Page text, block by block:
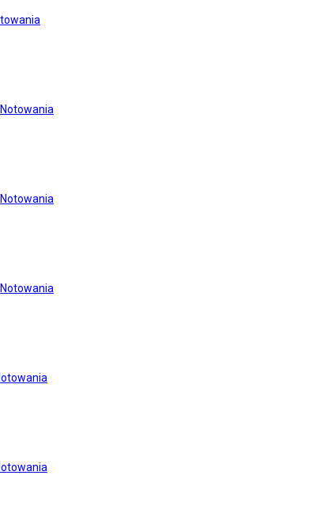
Notowania
Notowania
Notowania